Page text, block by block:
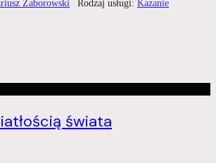
Zaborowski Rodzaj usługi: Kazanie
świata